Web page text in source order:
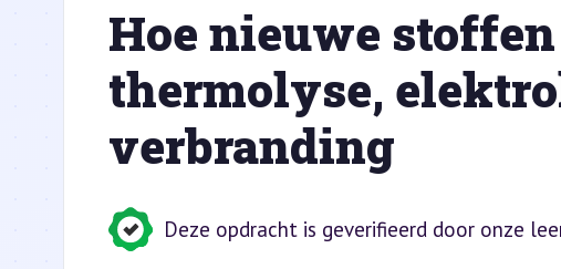
Hoe nieuwe
thermolyse,
verbranding
Deze opdracht is geverifieerd door onze